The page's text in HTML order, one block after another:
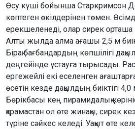
Өсу күші бойынша Старкримсон
көптеген өкілдерінен төмен.
ерекшеленеді, олар сирек
Алты жылда алма ағашы 2,5 м
Бірақ бағбандардың көпшілігі
деңгейінде ұстауға тырысады.
ергежейлі екі еселенген
өсетін кезде дақылдың биіктігі
Бөрікбасы кең пирамидалық
қарамастан ол өте жинақы, сирек
түріне сәйкес келеді. Уақыт өте